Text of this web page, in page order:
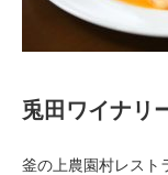
兎田ワイナリ
釜の上農園村レスト